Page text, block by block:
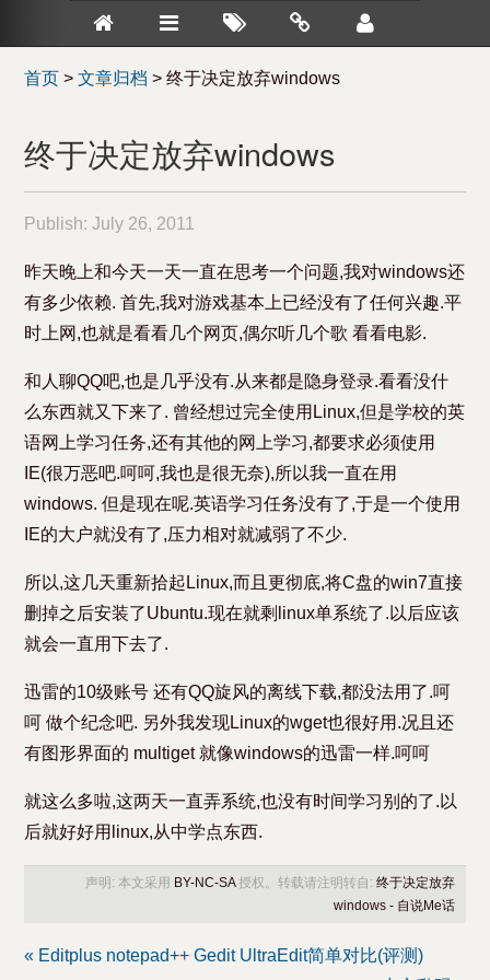
首页 >文章归档 >终于决定放弃windows
终于决定放弃windows
Publish:July 26, 2011
昨天晚上和今天一天一直在思考一个问题,我对windows还
有多少依赖. 首先,我对游戏基本上已经没有了任何兴趣.平
时上网,也就是看看几个网页,偶尔听几个歌 看看电影.
和人聊QQ吧,也是几乎没有.从来都是隐身登录.看看没什
么东西就又下来了. 曾经想过完全使用Linux,但是学校的英
语网上学习任务,还有其他的网上学习,都要求必须使用
IE(很万恶吧.呵呵,我也是很无奈),所以我一直在用
windows. 但是现在呢.英语学习任务没有了,于是一个使用
IE的大户就没有了,压力相对就减弱了不少.
所以,这几天重新拾起Linux,而且更彻底,将C盘的win7直接
删掉之后安装了Ubuntu.现在就剩linux单系统了.以后应该
就会一直用下去了.
迅雷的10级账号 还有QQ旋风的离线下载,都没法用了.呵
呵 做个纪念吧. 另外我发现Linux的wget也很好用.况且还
有图形界面的 multiget 就像windows的迅雷一样.呵呵
就这么多啦,这两天一直弄系统,也没有时间学习别的了.以
后就好好用linux,从中学点东西.
声明: 本文采用 BY-NC-SA授权。转载请注明转自: 终于决定放弃
windows - 自说Me话
« Editplus notepad++ Gedit UltraEdit简单对比(评测)